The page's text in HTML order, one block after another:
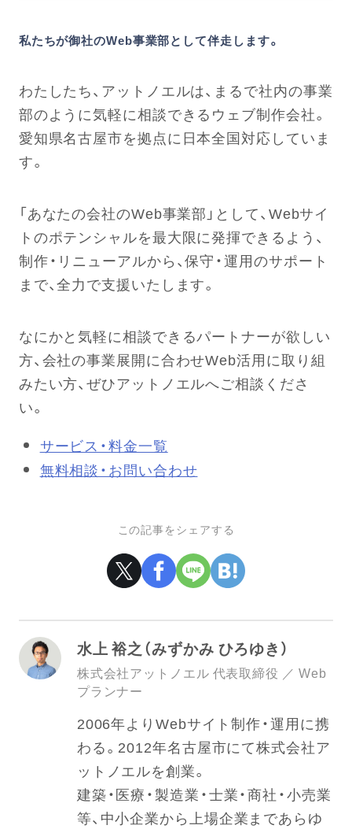
私たちが御社のWeb事業部として伴走します。
わたしたち、アットノエルは、まるで社内の事業
部のように気軽に相談できるウェブ制作会社。
愛知県名古屋市を拠点に日本全国対応していま
す。
「あなたの会社のWeb事業部」として、Webサイ
トのポテンシャルを最大限に発揮できるよう、
制作・リニューアルから、保守・運用のサポート
まで、全力で支援いたします。
なにかと気軽に相談できるパートナーが欲しい
方、会社の事業展開に合わせWeb活用に取り組
みたい方、ぜひアットノエルへご相談くださ
い。
サービス・料金一覧
無料相談・お問い合わせ
この記事をシェアする
水上 裕之（みずかみ ひろゆき）
株式会社アットノエル 代表取締役 ／ Web
プランナー
2006年よりWebサイト制作・運用に携
わる。2012年名古屋市にて株式会社ア
ットノエルを創業。
建築・医療・製造業・士業・商社・小売業
等、中小企業から上場企業まであらゆ